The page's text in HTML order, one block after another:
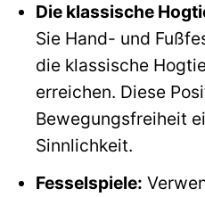
Die klassische
Sie Hand- und
die klassische
erreichen. Diese
Bewegungsfreiheit
Sinnlichkeit.
Fesselspiele: